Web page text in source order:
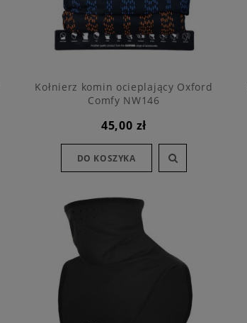
Kołnierz komin ocieplający Oxford
Comfy NW146
45,00 zł
DO KOSZYKA